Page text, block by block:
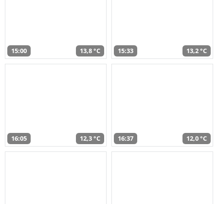
15:00 13,8 °C 15:33 13,2 °C
16:05 12,3 °C 16:37 12,0 °C